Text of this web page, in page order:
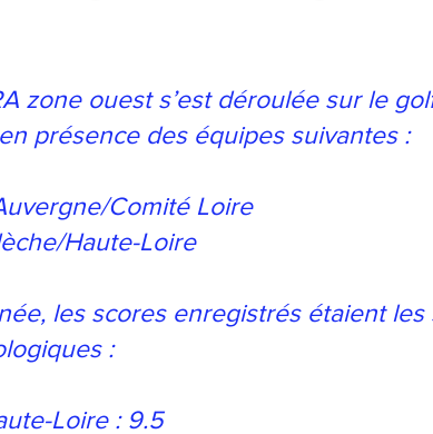
zone ouest s’est déroulée sur le
présence des équipes suivantes :
Comité Loire
Haute-Loire
les scores enregistrés étaient
:
Loire : 9.5